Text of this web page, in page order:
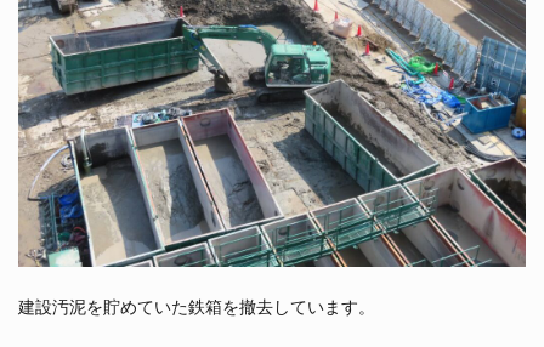
建設汚泥を貯めていた鉄箱を撤去しています。